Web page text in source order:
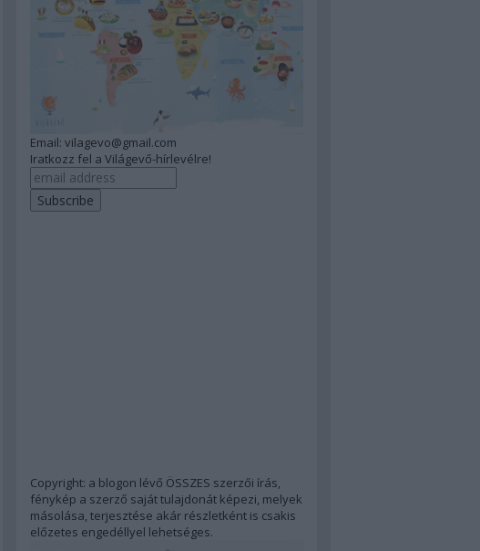
Email: vilagevo@gmail.com
Iratkozz fel a Világevő-hírlevélre!
Copyright: a blogon lévő ÖSSZES szerzői írás,
fénykép a szerző saját tulajdonát képezi, melyek
másolása, terjesztése akár részletként is csakis
előzetes engedéllyel lehetséges.